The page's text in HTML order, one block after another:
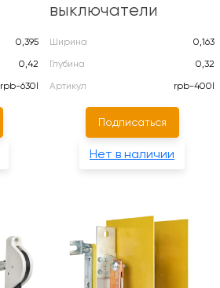
0,395
0,42
rpb-630l
выключатели
Ширина
0,163
Глубина
0,32
Артикул
rpb-400l
Подписаться
Нет в наличии